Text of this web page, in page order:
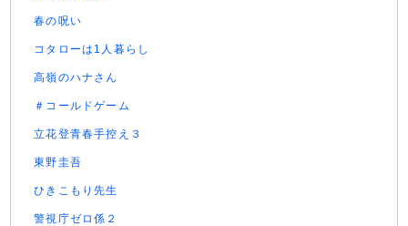
春の呪い
コタローは1人暮らし
高嶺のハナさん
＃コールドゲーム
立花登青春手控え３
東野圭吾
ひきこもり先生
警視庁ゼロ係２